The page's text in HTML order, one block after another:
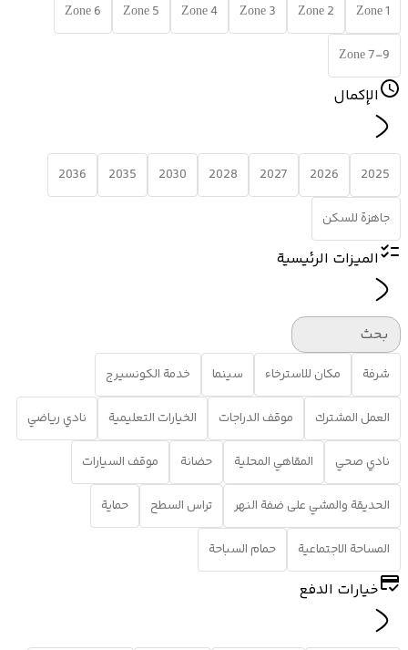
Zone 1
Zone 2
Zone 3
Zone 4
Zone 5
Zone 6
Zone 7-9
الإكمال
2025
2026
2027
2028
2030
2035
2036
جاهزة للسكن
الميزات الرئيسية
بحث
شرفة مكان للاسترخاء سينما خدمة الكونسيرج
العمل المشترك موقف الدراجات الخيارات التعليمية نادي رياضي
نادي صحي المقاهي المحلية حضانة موقف السيارات
الحديقة والمشي على ضفة النهر تراس السطح حماية
المساحة الاجتماعية حمام السباحة
خيارات الدفع